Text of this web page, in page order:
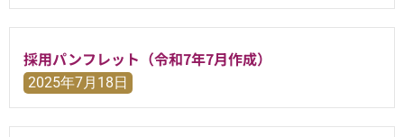
採用パンフレット（令和7年7月作成）
2025年7月18日